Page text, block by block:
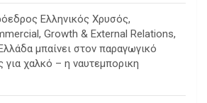
Ελληνικός Χρυσός,
Growth & External Relations,
μπαίνει στον παραγωγικό
χαλκό – η ναυτεμπορικη